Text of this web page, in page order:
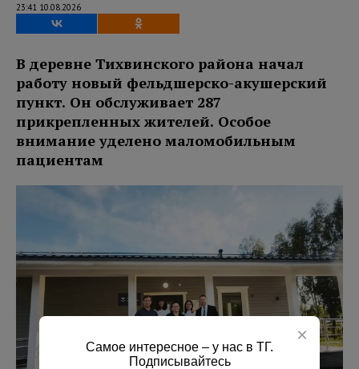
23:41 10.08.2026
В деревне Тихвинского района начал
работу новый фельдшерско-акушерский
пункт. Он обслуживает 287
прикрепленных жителей. Особое
внимание уделено маломобильным
пациентам
×
Самое интересное – у нас в ТГ.
Подписывайтесь